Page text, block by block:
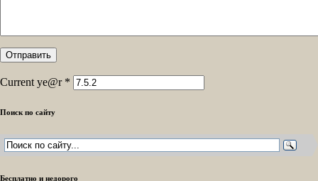
Current ye@r *
Поиск по сайту
Бесплатно и недорого